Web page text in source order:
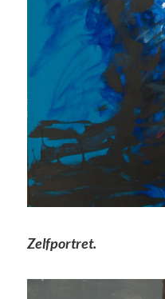
Zelfportret.